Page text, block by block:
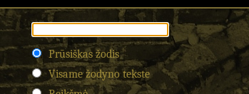
Prūsiškas žodis
Visame žodyno tekste